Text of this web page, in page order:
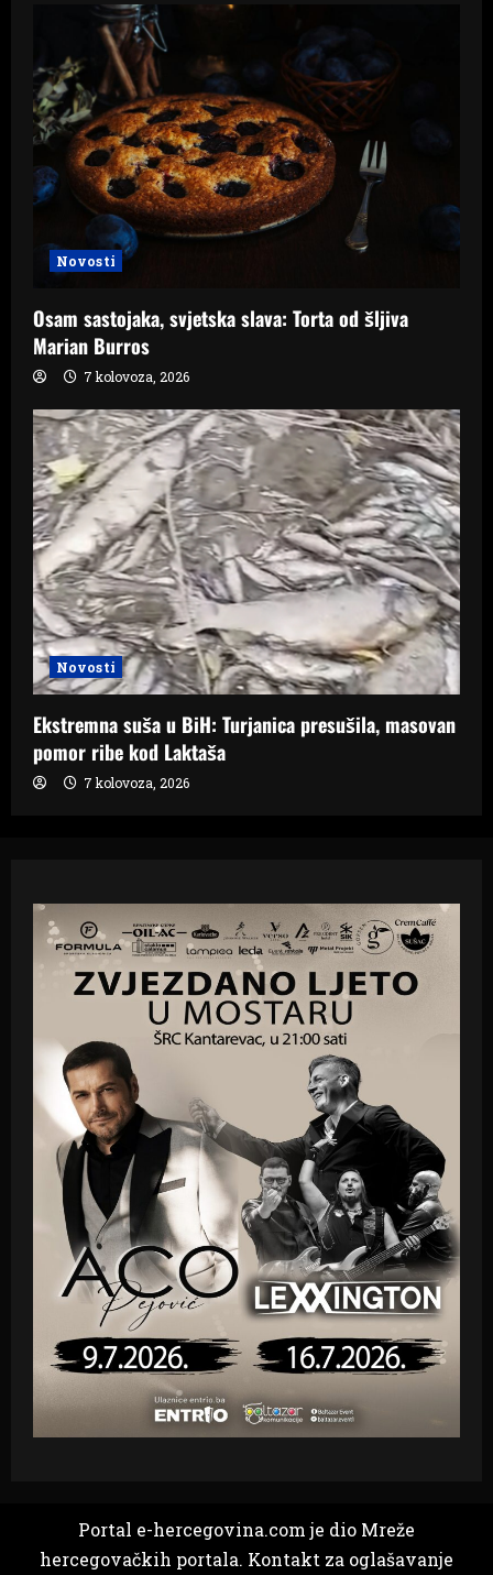
Novosti
Osam sastojaka, svjetska slava: Torta od šljiva
Marian Burros
7 kolovoza, 2026
Novosti
Ekstremna suša u BiH: Turjanica presušila, masovan
pomor ribe kod Laktaša
7 kolovoza, 2026
Portal e-hercegovina.com je dio Mreže
hercegovačkih portala. Kontakt za oglašavanje